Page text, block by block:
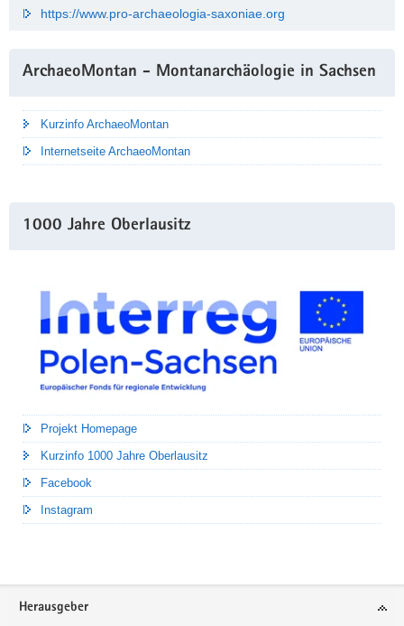
https://www.pro-archaeologia-saxoniae.org
ArchaeoMontan - Montanarchäologie in Sachsen
Kurzinfo ArchaeoMontan
Internetseite ArchaeoMontan
1000 Jahre Oberlausitz
Projekt Homepage
Kurzinfo 1000 Jahre Oberlausitz
Facebook
Instagram
Footer-
Herausgeber